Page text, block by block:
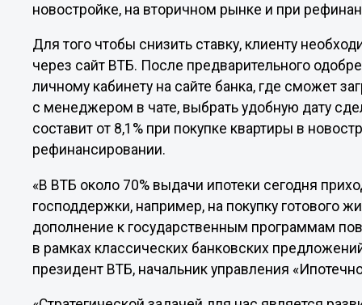
новостройке, на вторичном рынке и при
Для того чтобы снизить ставку, клиенту
через сайт ВТБ. После предварительного
личному кабинету на сайте банка, где сможет
с менеджером в чате, выбрать удобную дату
составит от 8,1% при покупке квартиры в
рефинансировании.
«В ВТБ около 70% выдачи ипотеки сегодня
господдержки, например, на покупку готового
дополнение к государственным программам
в рамках классических банковских
президент ВТБ, начальник управления